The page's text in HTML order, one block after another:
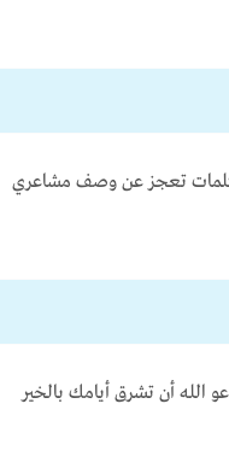
تعجز عن وصف مشاعري
الله أن تشرق أيامك بالخير